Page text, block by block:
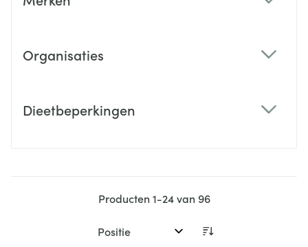
Organisaties
Dieetbeperkingen
Producten1-24van96
Sorteer op: